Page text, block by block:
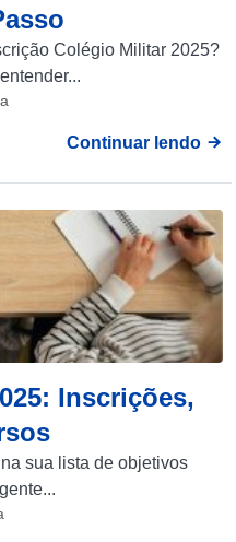
Colégio Militar 2025?
Continuar lendo
Inscrições,
sua lista de objetivos